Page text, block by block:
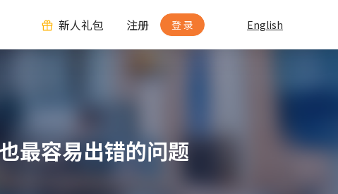
新人礼包 注册 登 录 English
最容易出错的问题